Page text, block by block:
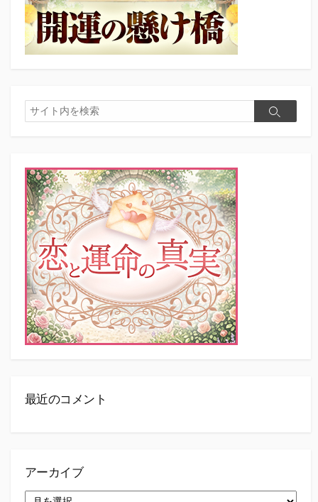
検
索
検
最近のコメント
アーカイブ